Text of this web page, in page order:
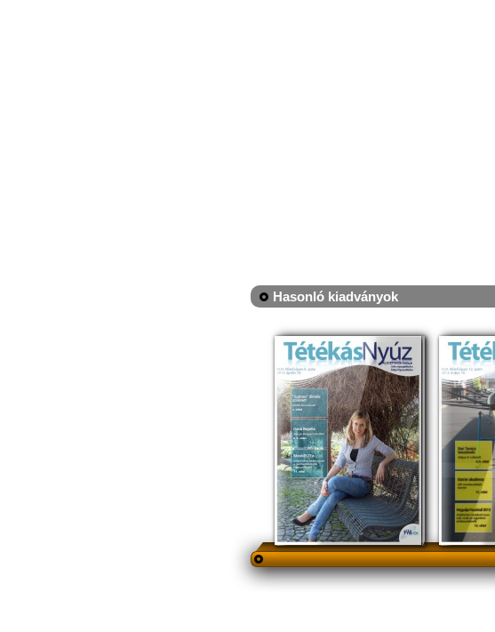
Hasonló kiadványok